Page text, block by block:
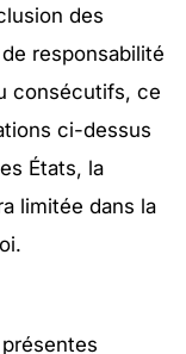
des
responsabilité
consécutifs, ce
ci-dessus
États, la
limitée dans la